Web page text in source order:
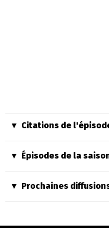
Citations de
Épisodes de la
Prochaines